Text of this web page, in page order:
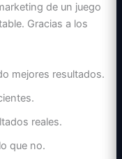
de un juego
Gracias a los
mejores resultados.
reales.
que no.